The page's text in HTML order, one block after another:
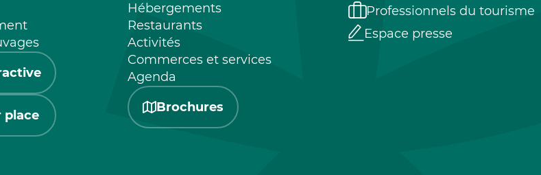
place
Hébergements
Restaurants
Activités
Commerces et services
Agenda
Brochures
Professionnels du tourisme
Espace presse